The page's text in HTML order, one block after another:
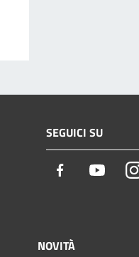
SEGUICI SU
Facebook
NOVITÀ